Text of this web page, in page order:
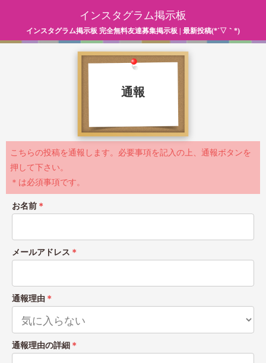
インスタグラム掲示板
インスタグラム掲示板 完全無料友達募集掲示板 | 最新投稿(*´▽｀*)
通報
こちらの投稿を通報します。必要事項を記入の上、通報ボタンを
押して下さい。
＊は必須事項です。
お名前 ＊
メールアドレス ＊
通報理由 ＊
通報理由の詳細 ＊